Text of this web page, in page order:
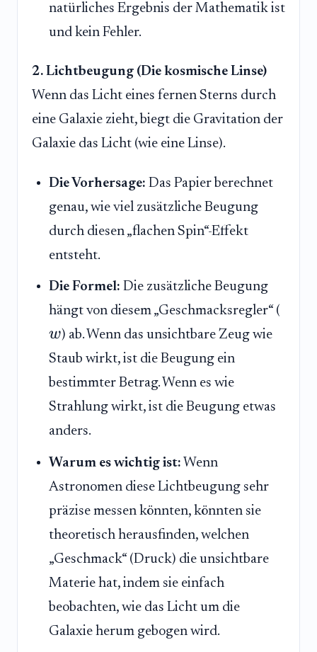
natürliches Ergebnis der Mathematik ist
und kein Fehler.
2. Lichtbeugung (Die kosmische Linse)
Wenn das Licht eines fernen Sterns durch
eine Galaxie zieht, biegt die Gravitation der
Galaxie das Licht (wie eine Linse).
Die Vorhersage: Das Papier berechnet
genau, wie viel zusätzliche Beugung
durch diesen „flachen Spin“-Effekt
entsteht.
Die Formel: Die zusätzliche Beugung
hängt von diesem „Geschmacksregler“ (
w) ab. Wenn das unsichtbare Zeug wie
Staub wirkt, ist die Beugung ein
bestimmter Betrag. Wenn es wie
Strahlung wirkt, ist die Beugung etwas
anders.
Warum es wichtig ist: Wenn
Astronomen diese Lichtbeugung sehr
präzise messen könnten, könnten sie
theoretisch herausfinden, welchen
„Geschmack“ (Druck) die unsichtbare
Materie hat, indem sie einfach
beobachten, wie das Licht um die
Galaxie herum gebogen wird.